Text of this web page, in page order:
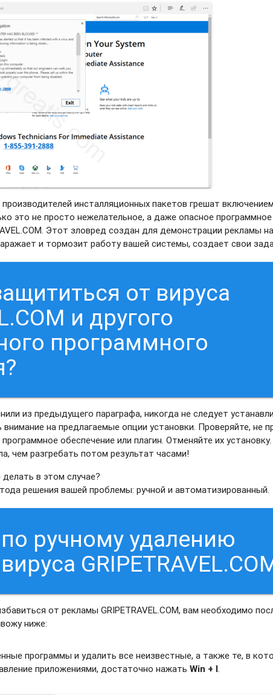
инсталляционных пакетов грешат
это не просто нежелательное, а даже опасное
Этот зловред создан для демонстрации рекламы
и тормозит работу вашей системы, создает свои
от вируса
и другого
программного
из предыдущего параграфа, никогда не следует
на предлагаемые опции установки. Проверяйте, не
обеспечение или плагин. Отменяйте их
чем разгребать потом результат часами!
в этом случае?
решения вашей проблемы: ручной и автоматизированный.
ручному удалению
от рекламы GRIPETRAVEL.COM, вам необходимо
ниже:
программы и удалить все неизвестные, а также те, в
приложениями, достаточно нажатьWin + I